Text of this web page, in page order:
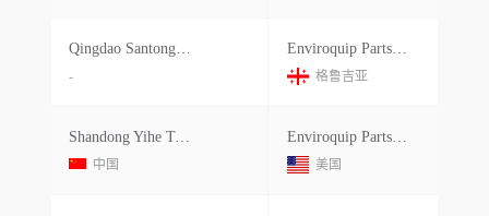
Qingdao Santong Machinery
-
Enviroquip Parts,llc
格鲁吉亚
Shandong Yihe Topco Machinery Manuf
中国
Enviroquip Parts Llc
美国